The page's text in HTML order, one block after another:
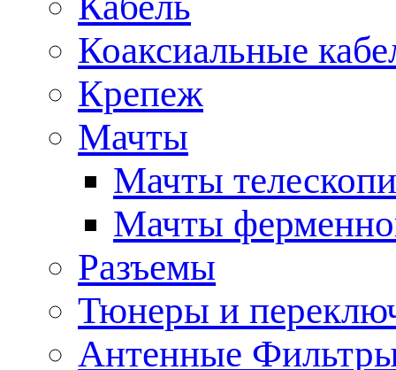
Коаксиальные
Крепеж
Мачты
Мачты
Мачты
Разъемы
Тюнеры и
Антенные